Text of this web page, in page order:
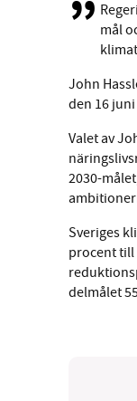
mål
John
den 16
Valet av
2030-
Sveriges
procent till
delmålet